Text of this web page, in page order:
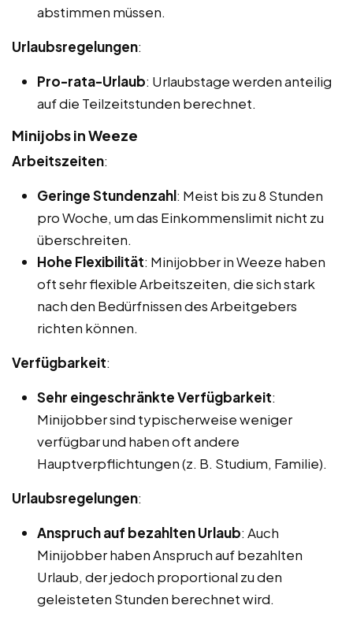
abstimmen müssen.
Urlaubsregelungen:
Pro-rata-Urlaub: Urlaubstage werden anteilig
auf die Teilzeitstunden berechnet.
Minijobs in Weeze
Arbeitszeiten:
Geringe Stundenzahl: Meist bis zu 8 Stunden
pro Woche, um das Einkommenslimit nicht zu
überschreiten.
Hohe Flexibilität: Minijobber in Weeze haben
oft sehr flexible Arbeitszeiten, die sich stark
nach den Bedürfnissen des Arbeitgebers
richten können.
Verfügbarkeit:
Sehr eingeschränkte Verfügbarkeit:
Minijobber sind typischerweise weniger
verfügbar und haben oft andere
Hauptverpflichtungen (z. B. Studium, Familie).
Urlaubsregelungen:
Anspruch auf bezahlten Urlaub: Auch
Minijobber haben Anspruch auf bezahlten
Urlaub, der jedoch proportional zu den
geleisteten Stunden berechnet wird.